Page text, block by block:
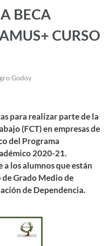
BECA
CURSO
Godoy
para realizar parte de la
(FCT) en empresas de
del Programa
2020-21.
los alumnos que están
Grado Medio de
de Dependencia.